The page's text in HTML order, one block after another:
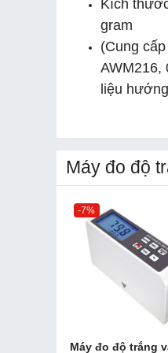
Kích
gram
(Cung
AWM216,
liệu
Máy đo độ
-7%
Máy đo độ trắng